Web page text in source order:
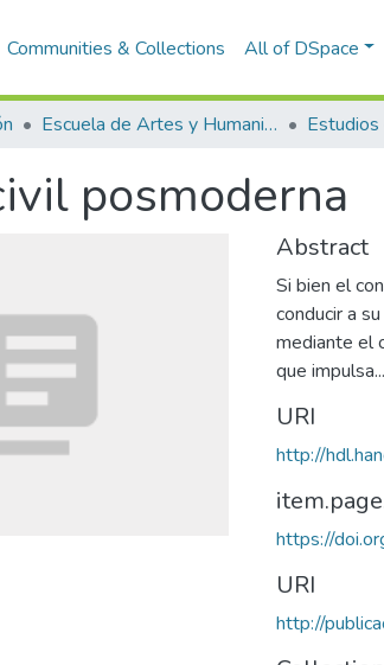
Communities & Collections All of DSpace
Escuela de Artes y Humanidades
posmoderna
Abstract
Si bien el
conducir a
mediante el
que impulsa...
URI
http://
https://
URI
http://